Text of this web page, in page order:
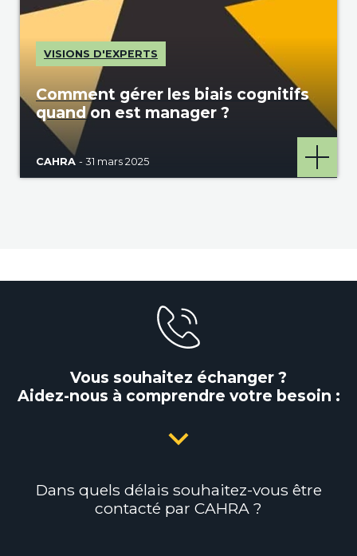
VISIONS D'EXPERTS
Comment gérer les biais cognitifs
quand on est manager ?
CAHRA - 31 mars 2025
Vous souhaitez échanger ?
Aidez-nous à comprendre votre besoin :
Dans quels délais souhaitez-vous être
contacté par CAHRA ?